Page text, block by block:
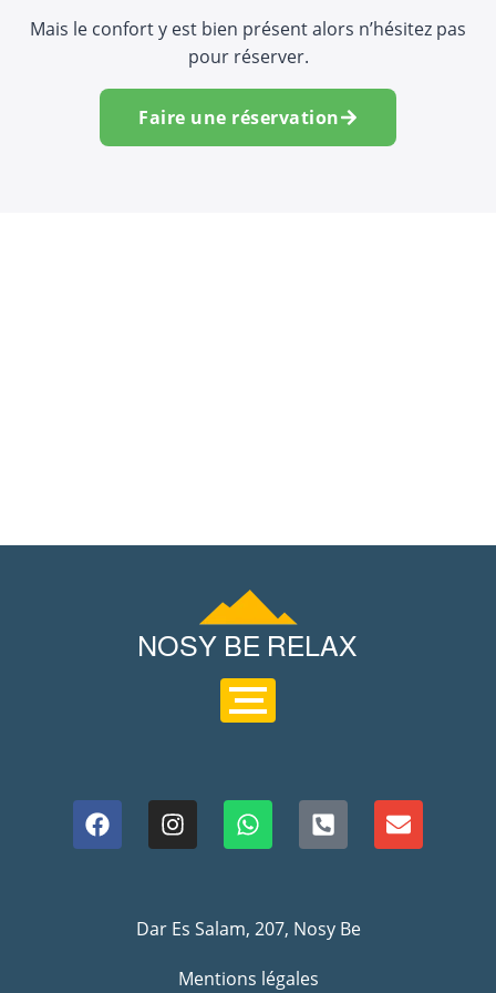
Mais le confort y est bien présent alors n’hésitez pas
pour réserver.
Faire une réservation
Dar Es Salam, 207, Nosy Be
Mentions légales